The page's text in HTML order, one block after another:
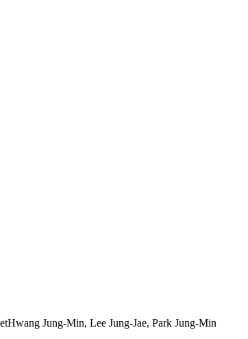
Hwang Jung-Min, Lee Jung-Jae, Park Jung-Min